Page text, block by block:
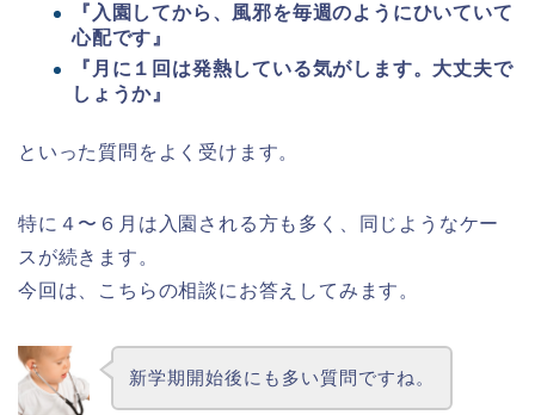
『入園してから、風邪を毎週のようにひいていて
心配です』
『月に１回は発熱している気がします。大丈夫で
しょうか』
といった質問をよく受けます。
特に４〜６月は入園される方も多く、同じようなケー
スが続きます。
今回は、こちらの相談にお答えしてみます。
新学期開始後にも多い質問ですね。